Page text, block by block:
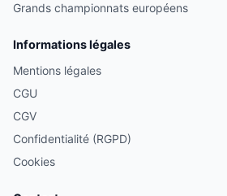
Grands championnats européens
Informations légales
Mentions légales
CGU
CGV
Confidentialité (RGPD)
Cookies